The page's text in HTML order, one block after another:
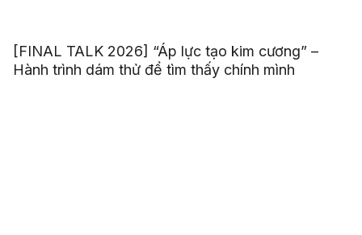
[FINAL TALK 2026] “Áp lực tạo kim cương” –
Hành trình dám thử để tìm thấy chính mình